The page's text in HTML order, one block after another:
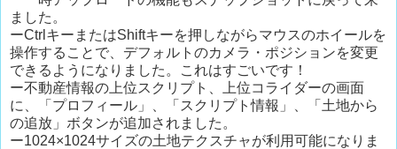
ました。
ーCtrlキーまたはShiftキーを押しながらマウスのホイールを
操作することで、デフォルトのカメラ・ポジションを変更
できるようになりました。これはすごいです！
ー不動産情報の上位スクリプト、上位コライダーの画面
に、「プロフィール」、「スクリプト情報」、「土地から
の追放」ボタンが追加されました。
ー1024×1024サイズの土地テクスチャが利用可能になりま